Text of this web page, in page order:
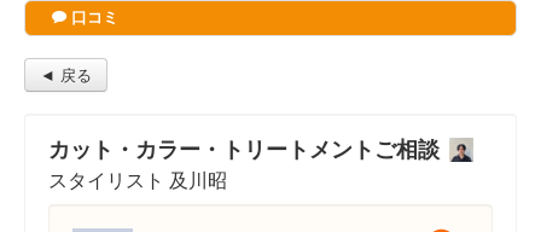
口コミ
◄ 戻る
カット・カラー・トリートメントご相談
スタイリスト 及川昭